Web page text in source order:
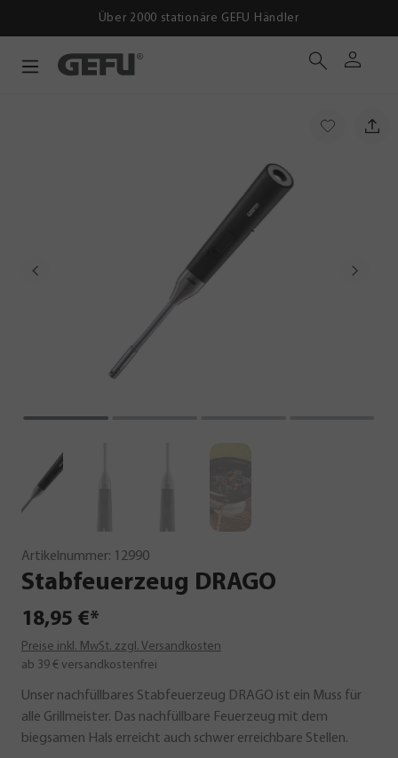
Über 2000 stationäre GEFU Händler
Artikelnummer: 12990
Stabfeuerzeug DRAGO
18,95 €*
Preise inkl. MwSt. zzgl. Versandkosten
ab 39 € versandkostenfrei
Unser nachfüllbares Stabfeuerzeug DRAGO ist ein Muss für
alle Grillmeister. Das nachfüllbare Feuerzeug mit dem
biegsamen Hals erreicht auch schwer erreichbare Stellen.